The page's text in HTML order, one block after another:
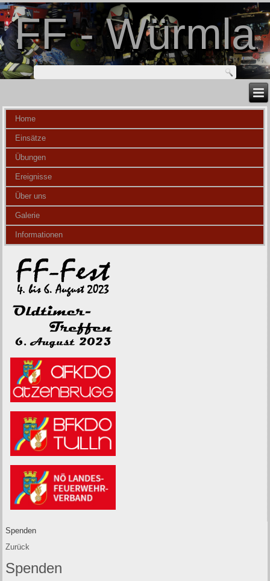
FF - Würmla
Home
Einsätze
Übungen
Ereignisse
Über uns
Galerie
Informationen
Spenden
Zurück
Spenden